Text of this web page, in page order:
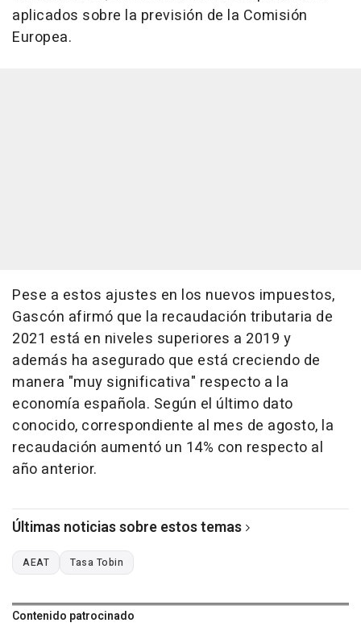
aplicados sobre la previsión de la Comisión
Europea.
Pese a estos ajustes en los nuevos impuestos,
Gascón afirmó que la recaudación tributaria de
2021 está en niveles superiores a 2019 y
además ha asegurado que está creciendo de
manera "muy significativa" respecto a la
economía española. Según el último dato
conocido, correspondiente al mes de agosto, la
recaudación aumentó un 14% con respecto al
año anterior.
Últimas noticias sobre estos temas
AEAT Tasa Tobin
Contenido patrocinado